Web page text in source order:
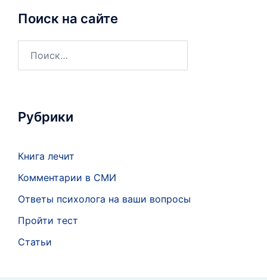
Поиск на сайте
Рубрики
Книга лечит
Комментарии в СМИ
Ответы психолога на ваши вопросы
Пройти тест
Статьи